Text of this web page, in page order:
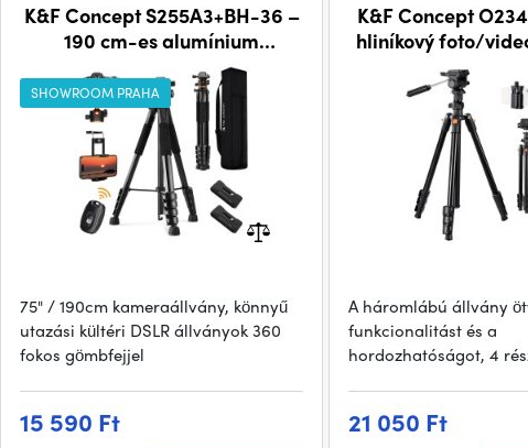
K&F Concept S255A3+BH-36 –
190 cm-es alumínium
fényképezőgép-állvány
gömbfejjel
SHOWROOM PRAHA
75" / 190cm kameraállvány, könnyű
utazási kültéri DSLR állványok 360
fokos gömbfejjel
15 590 Ft
K&F Concept
hliníkový foto/
cm s 2cestnou
A háromlábú állvány
funkcionalitást és a
hordozhatóságot, 4
21 050 Ft